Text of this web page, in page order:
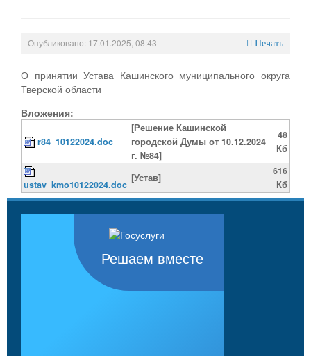
Опубликовано: 17.01.2025, 08:43 Печать
О принятии Устава Кашинского муниципального округа
Тверской области
Вложения:
r84_10122024.doc
[Решение Кашинской
городской Думы от 10.12.2024
г. №84]
48
Кб
ustav_kmo10122024.doc
[Устав]
616
Кб
Решаем вместе